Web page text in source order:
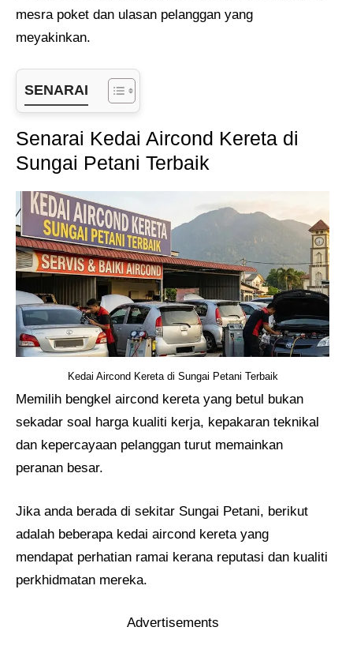
mesra poket dan ulasan pelanggan yang
meyakinkan.
SENARAI
Senarai Kedai Aircond Kereta di
Sungai Petani Terbaik
Kedai Aircond Kereta di Sungai Petani Terbaik
Memilih bengkel aircond kereta yang betul bukan
sekadar soal harga kualiti kerja, kepakaran teknikal
dan kepercayaan pelanggan turut memainkan
peranan besar.
Jika anda berada di sekitar Sungai Petani, berikut
adalah beberapa kedai aircond kereta yang
mendapat perhatian ramai kerana reputasi dan kualiti
perkhidmatan mereka.
Advertisements